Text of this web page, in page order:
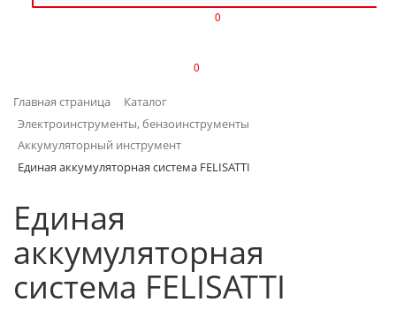
ИНТЕРЬЕР
КАНЦТОВАРЫ
КРЕПЕЖ И СКОБЯНЫЕ ИЗДЕЛИЯ
ЛАКОКРАСОЧНЫЕ МАТЕРИАЛЫ
0
0
Главная страница
Каталог
Электроинструменты, бензоинструменты
Аккумуляторный инструмент
Единая аккумуляторная система FELISATTI
Единая
аккумуляторная
система FELISATTI